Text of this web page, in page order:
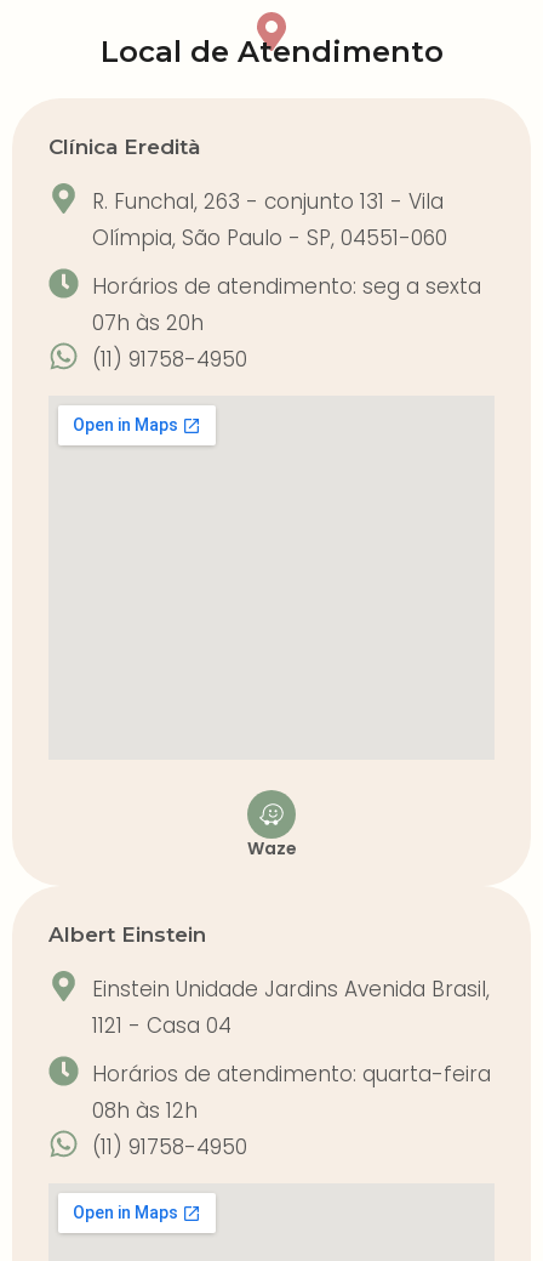
Local de Atendimento
Clínica Eredità
R. Funchal, 263 - conjunto 131 - Vila
Olímpia, São Paulo - SP, 04551-060
Horários de atendimento: seg a sexta
07h às 20h
(11) 91758-4950
Waze
Albert Einstein
Einstein Unidade Jardins Avenida Brasil,
1121 - Casa 04
Horários de atendimento: quarta-feira
08h às 12h
(11) 91758-4950